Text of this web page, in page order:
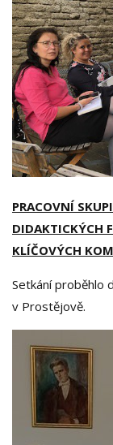
PRACOVNÍ
DIDAKTICKÝCH
KLÍČOVÝCH
Setkání proběhlo
v Prostějově.